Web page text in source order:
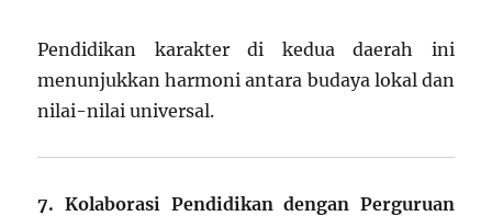
Pendidikan karakter di kedua daerah ini
menunjukkan harmoni antara budaya lokal dan
nilai-nilai universal.
7. Kolaborasi Pendidikan dengan Perguruan